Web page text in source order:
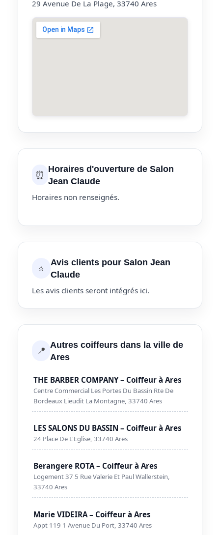
29 Avenue De La Plage, 33740 Ares
⏰ Horaires d'ouverture de Salon
Jean Claude
Horaires non renseignés.
⭐
Avis clients pour Salon Jean
Claude
Les avis clients seront intégrés ici.
📍 Autres coiffeurs dans la ville de
Ares
THE BARBER COMPANY – Coiffeur à Ares
Centre Commercial Les Portes Du Bassin Rte De
Bordeaux Lieudit La Montagne, 33740 Ares
LES SALONS DU BASSIN – Coiffeur à Ares
24 Place De L'Eglise, 33740 Ares
Berangere ROTA – Coiffeur à Ares
Logement 37 5 Rue Valerie Et Paul Wallerstein,
33740 Ares
Marie VIDEIRA – Coiffeur à Ares
Appt 119 1 Avenue Du Port, 33740 Ares